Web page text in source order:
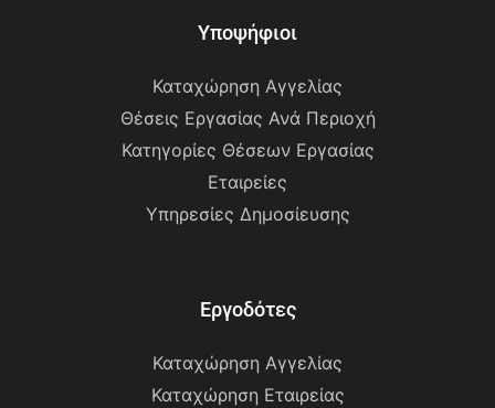
Υποψήφιοι
Καταχώρηση Αγγελίας
Θέσεις Εργασίας Ανά Περιοχή
Κατηγορίες Θέσεων Εργασίας
Εταιρείες
Υπηρεσίες Δημοσίευσης
Εργοδότες
Καταχώρηση Αγγελίας
Καταχώρηση Εταιρείας